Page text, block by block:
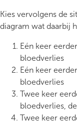
Kies vervolgens de
diagram wat daarbij
Eén keer
bloedverlies
Eén keer
bloedverlies
Twee keer
bloedverlies,
Twee keer